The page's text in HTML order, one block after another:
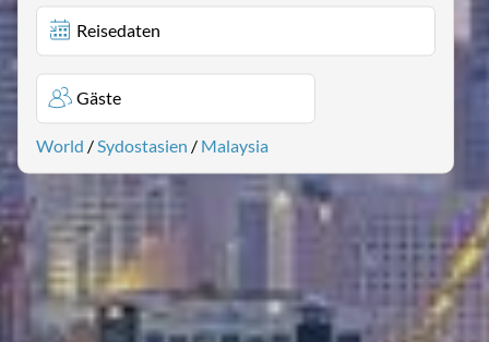
Reisedaten
Gäste
World / Sydostasien / Malaysia